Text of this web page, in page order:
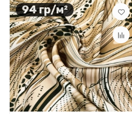
94 гр/м²